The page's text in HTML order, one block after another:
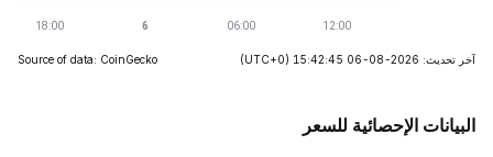
آخر تحديث: 2026-08-06 15:42:45 (UTC+0)
Source of data: CoinGecko
البيانات الإحصائية للسعر